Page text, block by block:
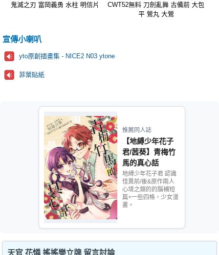
鬼滅之刃 富岡義勇 水柱 明信片
CWT52無料 刀劍亂舞 古備前 大包
平 鶯丸 大鶯
宣傳小喇叭
yto原創插畫集 - NICE2 N03 ytone
菲葉貼紙
推薦同人誌
【地縛少年花子
君/茜葵】青梅竹
馬的真心話
地縛少年花子君 認識
怪異前/後&原作兩人
心境之類的的腦補短
篇+一些四格，少女漫
畫。
天官 花憐 搖搖樂立牌 留言討論